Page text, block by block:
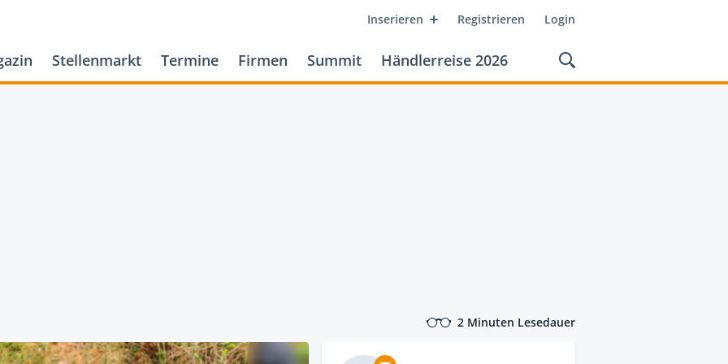
Inserieren Registrieren Login
Stellenmarkt Termine Firmen Summit Händlerreise 2026
2 Minuten Lesedauer